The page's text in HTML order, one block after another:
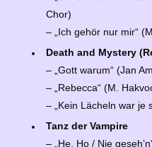
Chor)
– „Ich gehör nur mir“
Death and Mystery
– „Gott warum“ (Jan
– „Rebecca“ (M.
– „Kein Lächeln war je
Tanz der Vampire
– „He, Ho / Nie